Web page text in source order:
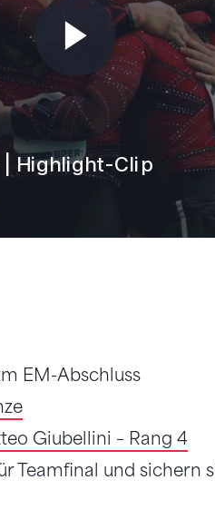
EM-Abschluss
Giubellini – Rang 4
Teamfinal und sichern